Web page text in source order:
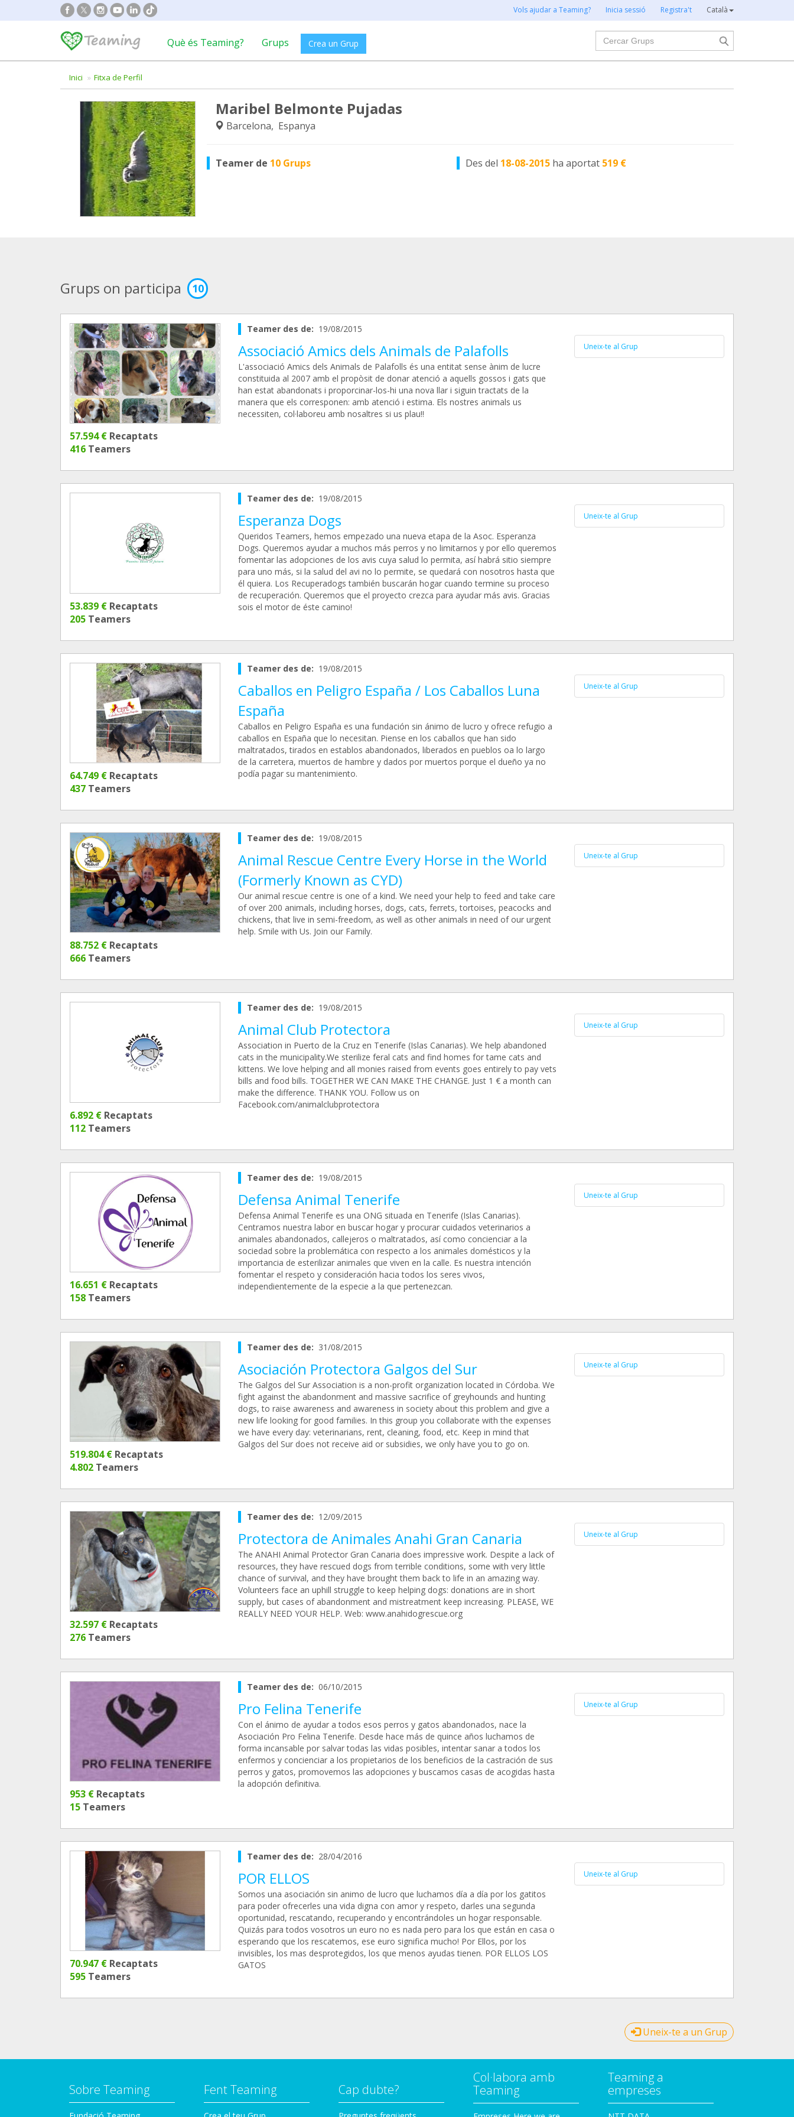
Vols ajudar a Teaming? Inicia sessió Registra't Català
Què és Teaming? Grups Crea un Grup
Cercar
Inici Fitxa de Perfil
Maribel Belmonte Pujadas
Barcelona, Espanya
Teamer de 10 Grups Des del 18-08-2015 ha aportat 519 €
Grups on participa 10
57.594 € Recaptats
416 Teamers
Teamer des de: 19/08/2015
Associació Amics dels Animals de Palafolls
L'associació Amics dels Animals de Palafolls és una entitat sense ànim de lucre
constituida al 2007 amb el propòsit de donar atenció a aquells gossos i gats que
han estat abandonats i proporcinar-los-hi una nova llar i siguin tractats de la
manera que els corresponen: amb atenció i estima. Els nostres animals us
necessiten, col·laboreu amb nosaltres si us plau!!
Uneix-te al Grup
53.839 € Recaptats
205 Teamers
Teamer des de: 19/08/2015
Esperanza Dogs
Queridos Teamers, hemos empezado una nueva etapa de la Asoc. Esperanza
Dogs. Queremos ayudar a muchos más perros y no limitarnos y por ello queremos
fomentar las adopciones de los avis cuya salud lo permita, así habrá sitio siempre
para uno más, si la salud del avi no lo permite, se quedará con nosotros hasta que
él quiera. Los Recuperadogs también buscarán hogar cuando termine su proceso
de recuperación. Queremos que el proyecto crezca para ayudar más avis. Gracias
sois el motor de éste camino!
Uneix-te al Grup
64.749 € Recaptats
437 Teamers
Teamer des de: 19/08/2015
Caballos en Peligro España / Los Caballos Luna
España
Caballos en Peligro España es una fundación sin ánimo de lucro y ofrece refugio a
caballos en España que lo necesitan. Piense en los caballos que han sido
maltratados, tirados en establos abandonados, liberados en pueblos oa lo largo
de la carretera, muertos de hambre y dados por muertos porque el dueño ya no
podía pagar su mantenimiento.
Uneix-te al Grup
88.752 € Recaptats
666 Teamers
Teamer des de: 19/08/2015
Animal Rescue Centre Every Horse in the World
(Formerly Known as CYD)
Our animal rescue centre is one of a kind. We need your help to feed and take care
of over 200 animals, including horses, dogs, cats, ferrets, tortoises, peacocks and
chickens, that live in semi-freedom, as well as other animals in need of our urgent
help. Smile with Us. Join our Family.
Uneix-te al Grup
6.892 € Recaptats
112 Teamers
Teamer des de: 19/08/2015
Animal Club Protectora
Association in Puerto de la Cruz en Tenerife (Islas Canarias). We help abandoned
cats in the municipality.We sterilize feral cats and find homes for tame cats and
kittens. We love helping and all monies raised from events goes entirely to pay vets
bills and food bills. TOGETHER WE CAN MAKE THE CHANGE. Just 1 € a month can
make the difference. THANK YOU. Follow us on
Facebook.com/animalclubprotectora
Uneix-te al Grup
16.651 € Recaptats
158 Teamers
Teamer des de: 19/08/2015
Defensa Animal Tenerife
Defensa Animal Tenerife es una ONG situada en Tenerife (Islas Canarias).
Centramos nuestra labor en buscar hogar y procurar cuidados veterinarios a
animales abandonados, callejeros o maltratados, así como concienciar a la
sociedad sobre la problemática con respecto a los animales domésticos y la
importancia de esterilizar animales que viven en la calle. Es nuestra intención
fomentar el respeto y consideración hacia todos los seres vivos,
independientemente de la especie a la que pertenezcan.
Uneix-te al Grup
519.804 € Recaptats
4.802 Teamers
Teamer des de: 31/08/2015
Asociación Protectora Galgos del Sur
The Galgos del Sur Association is a non-profit organization located in Córdoba. We
fight against the abandonment and massive sacrifice of greyhounds and hunting
dogs, to raise awareness and awareness in society about this problem and give a
new life looking for good families. In this group you collaborate with the expenses
we have every day: veterinarians, rent, cleaning, food, etc. Keep in mind that
Galgos del Sur does not receive aid or subsidies, we only have you to go on.
Uneix-te al Grup
32.597 € Recaptats
276 Teamers
Teamer des de: 12/09/2015
Protectora de Animales Anahi Gran Canaria
The ANAHI Animal Protector Gran Canaria does impressive work. Despite a lack of
resources, they have rescued dogs from terrible conditions, some with very little
chance of survival, and they have brought them back to life in an amazing way.
Volunteers face an uphill struggle to keep helping dogs: donations are in short
supply, but cases of abandonment and mistreatment keep increasing. PLEASE, WE
REALLY NEED YOUR HELP. Web: www.anahidogrescue.org
Uneix-te al Grup
953 € Recaptats
15 Teamers
Teamer des de: 06/10/2015
Pro Felina Tenerife
Con el ánimo de ayudar a todos esos perros y gatos abandonados, nace la
Asociación Pro Felina Tenerife. Desde hace más de quince años luchamos de
forma incansable por salvar todas las vidas posibles, intentar sanar a todos los
enfermos y concienciar a los propietarios de los beneficios de la castración de sus
perros y gatos, promovemos las adopciones y buscamos casas de acogidas hasta
la adopción definitiva.
Uneix-te al Grup
70.947 € Recaptats
595 Teamers
Teamer des de: 28/04/2016
POR ELLOS
Somos una asociación sin animo de lucro que luchamos día a día por los gatitos
para poder ofrecerles una vida digna con amor y respeto, darles una segunda
oportunidad, rescatando, recuperando y encontrándoles un hogar responsable.
Quizás para todos vosotros un euro no es nada pero para los que están en casa o
esperando que los rescatemos, ese euro significa mucho! Por Ellos, por los
invisibles, los mas desprotegidos, los que menos ayudas tienen. POR ELLOS LOS
GATOS
Uneix-te al Grup
Uneix-te a un Grup
Sobre Teaming Fent Teaming Cap dubte?
Col·labora amb
Teaming
Teaming a
empreses